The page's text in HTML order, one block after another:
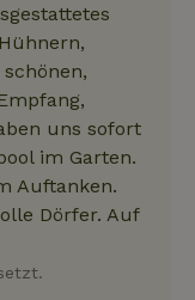
uns sofort
im Garten.
Auftanken.
Dörfer. Auf